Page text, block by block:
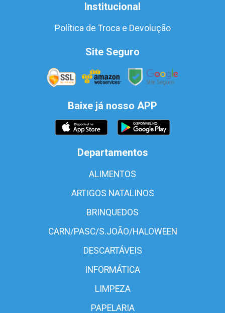
Institucional
Política de Troca e Devolução
Site Seguro
Baixe já nosso APP
Departamentos
ALIMENTOS
ARTIGOS NATALINOS
BRINQUEDOS
CARN/PASC/S.JOÃO/HALOWEEN
DESCARTÁVEIS
INFORMÁTICA
LIMPEZA
PAPELARIA